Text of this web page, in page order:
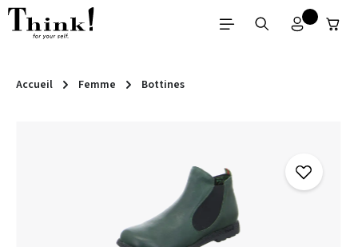
Passer au contenu principal
Accueil Femme Bottines